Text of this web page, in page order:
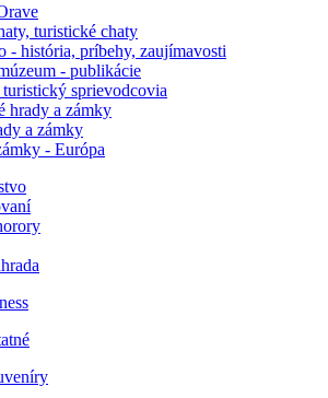
turistické chaty
- história, príbehy, zaujímavosti
- publikácie
sprievodcovia
hrady a zámky
a zámky
- Európa